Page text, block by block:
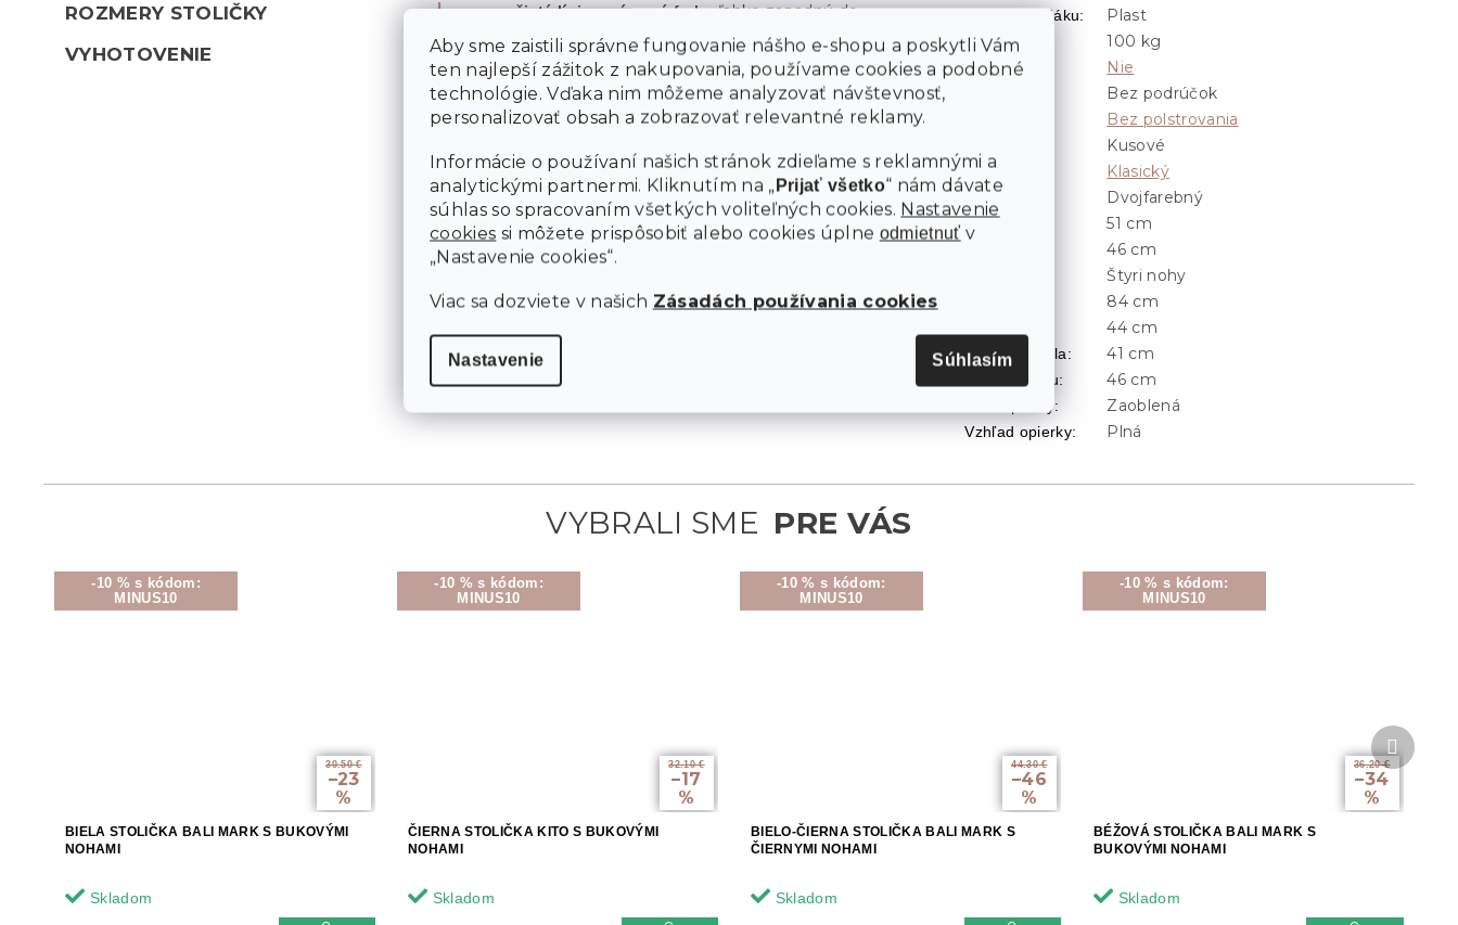
Aby sme zaistili správne fungovanie nášho e-shopu a poskytli Vám
ten najlepší zážitok z nakupovania, používame cookies a podobné
technológie. Vďaka nim môžeme analyzovať návštevnosť,
personalizovať obsah a zobrazovať relevantné reklamy.
Informácie o používaní našich stránok zdieľame s reklamnými a
analytickými partnermi. Kliknutím na „Prijať všetko“ nám dávate
súhlas so spracovaním všetkých voliteľných cookies. Nastavenie
cookies si môžete prispôsobiť alebo cookies úplne odmietnuť v
„Nastavenie cookies“.
Viac sa dozviete v našich Zásadách používania cookies
Nastavenie Súhlasím
-10 % s kódom:
MINUS10
30.50 €
–23
%
BIELA STOLIČKA BALI MARK S BUKOVÝMI
NOHAMI
Skladom
-10 % s kódom:
MINUS10
32.10 €
–17
%
ČIERNA STOLIČKA KITO S BUKOVÝMI
NOHAMI
Skladom
-10 % s kódom:
MINUS10
44.30 €
–46
%
BIELO-ČIERNA STOLIČKA BALI MARK S
ČIERNYMI NOHAMI
Skladom
-10 % s kódom:
MINUS10
36.20 €
–34
%
BÉŽOVÁ STOLIČKA BALI MARK S
BUKOVÝMI NOHAMI
Skladom
Ďalší
produkt
ROZMERY STOLIČKY
VYHOTOVENIE
čisté línie a výrazné farbyľahko zapadnú do
akéhokoľvek interiéru. Či ju umiestnite k
jedálenskému stolu, do pracovne alebo hosťovskej
izby, bude pôsobiťľahko, elegantne a moderne.
Škandinávsky dizajn navyše kladie dôraz nielen na
dokonale spĺňa.
Materiál sedáku: Plast
Nosnosť 100 kg
Otočné: Nie
Bez podrúčok
Bez polstrovania
Kusové
Vzhľad Klasický
Vzor: Dvojfarebný
Hĺbka 51 cm
46 cm
Štyri nohy
84 cm
44 cm
Hĺbka sedadla: 41 cm
Šírka sedáku: 46 cm
Tvar opierky: Zaoblená
Vzhľad opierky: Plná